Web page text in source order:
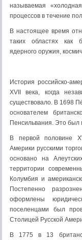
называемая
процессов в течение
В настоящее время
таких областях как
ядерного оружия,
История российско-
XVII века, когда
существовало. В 1698
основателем
Пенсильвания. Это был
В первой половине
Америки русскими
основано на
территории
Колумбия и
Постепенно
оформлены
поселенцами был
Столицей Русской
В 1775 в 13